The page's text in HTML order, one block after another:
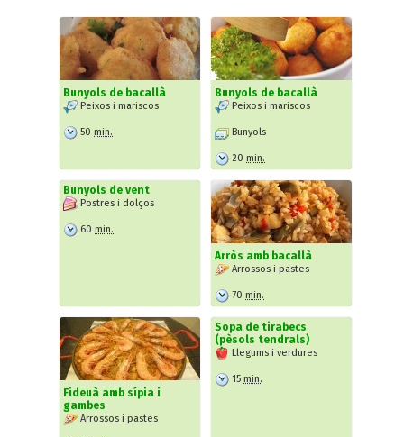
Bunyols de bacallà
Peixos i mariscos
50 min.
Bunyols de bacallà
Peixos i mariscos
Bunyols
20 min.
Bunyols de vent
Postres i dolços
60 min.
Arròs amb bacallà
Arrossos i pastes
70 min.
Fideuà amb sípia i
gambes
Arrossos i pastes
Sopa de tirabecs
(pèsols tendrals)
Llegums i verdures
15 min.